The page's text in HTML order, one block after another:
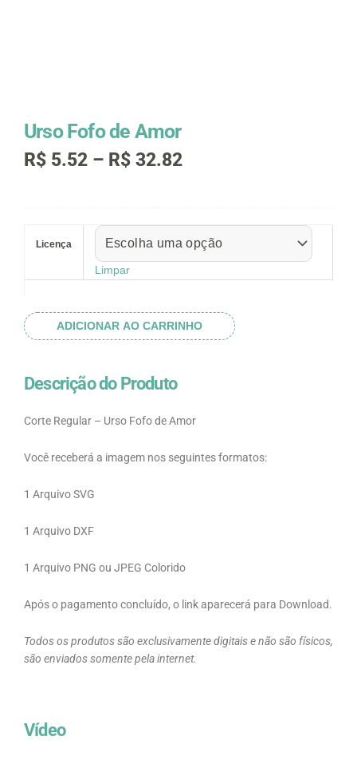
Urso Fofo de Amor
R$ 5.52 – R$ 32.82Faixa
através
R$ 32.82
Licença
Limpar
ADICIONAR AO CARRINHO
Descrição do Produto
Corte Regular – Urso Fofo de Amor
Você receberá a imagem nos seguintes formatos:
1 Arquivo SVG
1 Arquivo DXF
1 Arquivo PNG ou JPEG Colorido
Após o pagamento concluído, o link aparecerá para Download.
Todos os produtos são exclusivamente digitais e não são físicos,
são enviados somente pela internet.
Vídeo